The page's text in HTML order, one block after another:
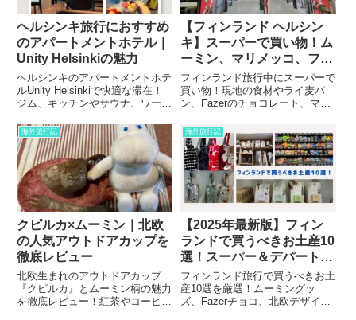
ヘルシンキ旅行におすすめ
のアパートメントホテル｜
Unity Helsinkiの魅力
ヘルシンキのアパートメントホテ
ルUnity Helsinkiで快適な滞在！
ジム、キッチンやサウナ、ワーク
ンランド文化を存分に楽しみまし
ょう！スーパーや観光地へのアク
セスも抜群です！
【フィンランド ヘルシン
キ】スーパーで買い物！ム
ーミン、マリメッコ、フィ
ンランドのお土産情報も満
載！
フィンランド旅行中にスーパーで
買い物！現地の食材やライ麦パ
ン、Fazerのチョコレート、マリ
産におすすめの商品も満載。新鮮
なサーモンやベリー、サウナアイ
テムまで、地元の魅力が詰まった
お買い物情報をお届けします。
海外旅行記
クピルカ×ムーミン｜北欧
の人気アウトドアカップを
徹底レビュー
北欧生まれのアウトドアカップ
『クピルカ』とムーミン柄の魅力
を徹底レビュー！紅茶やコーヒー
海外旅行記
【2025年最新版】フィン
ランドで買うべきお土産10
選！スーパー＆デパートで
手に入るおすすめ品🎁
フィンランド旅行で買うべきお土
産10選を厳選！ムーミングッ
ズ、Fazerチョコ、北欧デザイン